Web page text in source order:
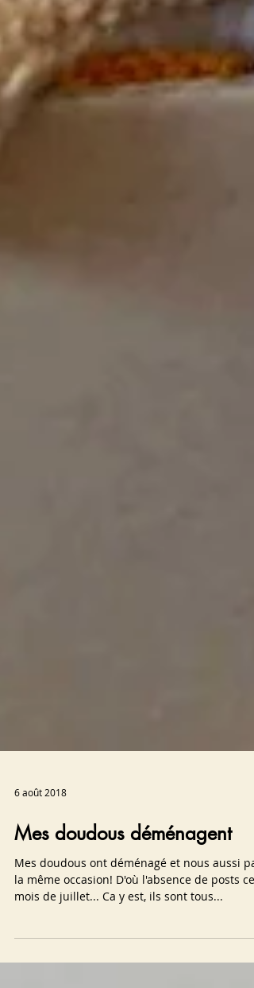
6 août 2018
Mes doudous déménagent
Mes doudous ont déménagé et nous aussi par
mois de juillet... Ca y est, ils sont tous...